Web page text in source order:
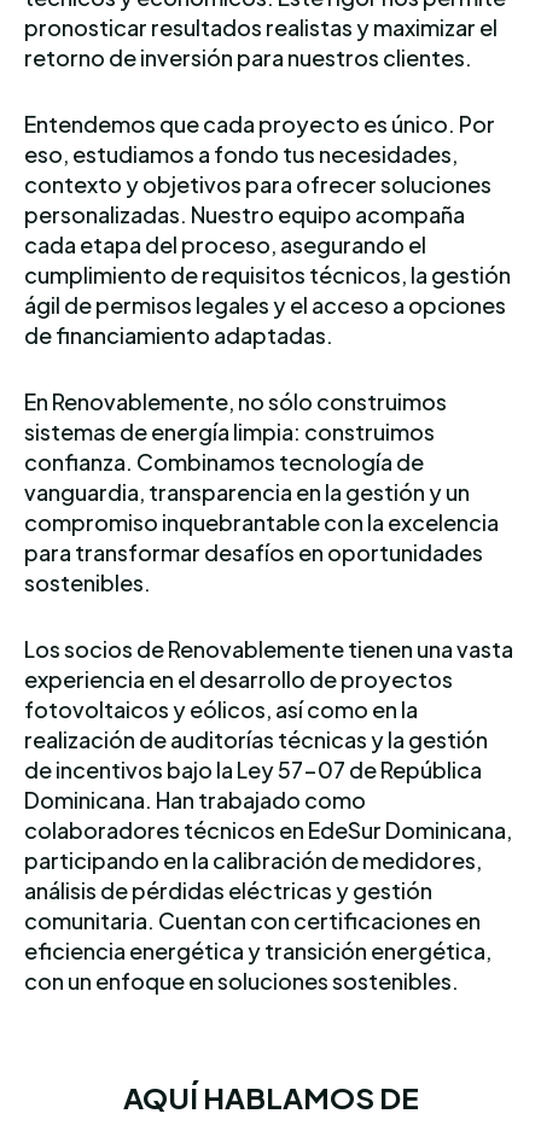
pronosticar resultados realistas y maximizar el
retorno de inversión para nuestros clientes.
Entendemos que cada proyecto es único. Por
eso, estudiamos a fondo tus necesidades,
contexto y objetivos para ofrecer soluciones
personalizadas. Nuestro equipo acompaña
cada etapa del proceso, asegurando el
cumplimiento de requisitos técnicos, la gestión
ágil de permisos legales y el acceso a opciones
de financiamiento adaptadas.
En Renovablemente, no sólo construimos
sistemas de energía limpia: construimos
confianza. Combinamos tecnología de
vanguardia, transparencia en la gestión y un
compromiso inquebrantable con la excelencia
para transformar desafíos en oportunidades
sostenibles.
Los socios de Renovablemente tienen una vasta
experiencia en el desarrollo de proyectos
fotovoltaicos y eólicos, así como en la
realización de auditorías técnicas y la gestión
de incentivos bajo la Ley 57-07 de República
Dominicana. Han trabajado como
colaboradores técnicos en EdeSur Dominicana,
participando en la calibración de medidores,
análisis de pérdidas eléctricas y gestión
comunitaria. Cuentan con certificaciones en
eficiencia energética y transición energética,
con un enfoque en soluciones sostenibles.
AQUÍ HABLAMOS DE